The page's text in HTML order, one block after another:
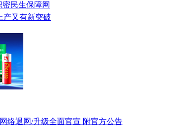
密民生保障网
产又有新突破
络退网/升级全面官宣 附官方公告